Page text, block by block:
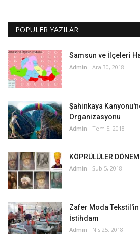
POPÜLER YAZILAR
Samsun ve İlçeleri
Admin Ara 30, 2018
Şahinkaya
Organizasyonu
Admin Tem 5, 2018
KÖPRÜLÜLER
Admin Şub 5, 2018
Zafer Moda
İstihdam
Admin Nis 25, 2018